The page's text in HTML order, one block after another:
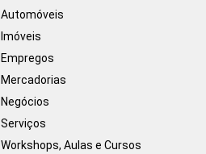
Automóveis
Imóveis
Empregos
Mercadorias
Negócios
Serviços
Workshops, Aulas e Cursos